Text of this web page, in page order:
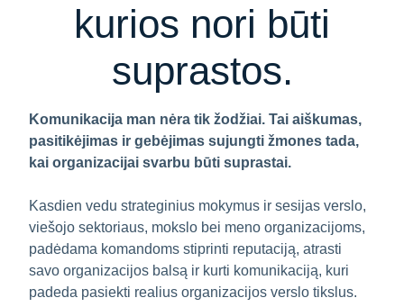
kurios nori būti
suprastos.
Komunikacija man nėra tik žodžiai. Tai aiškumas,
pasitikėjimas ir gebėjimas sujungti žmones tada,
kai organizacijai svarbu būti suprastai.
Kasdien vedu strateginius mokymus ir sesijas verslo,
viešojo sektoriaus, mokslo bei meno organizacijoms,
padėdama komandoms stiprinti reputaciją, atrasti
savo organizacijos balsą ir kurti komunikaciją, kuri
padeda pasiekti realius organizacijos verslo tikslus.